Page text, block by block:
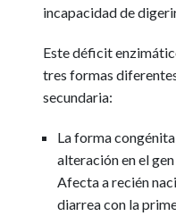
incapacidad de
Este déficit
tres formas
secundaria:
La forma
alteración en el
Afecta a recién
diarrea con la